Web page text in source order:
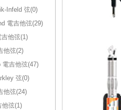
Infeld 弦(0)
電吉他弦(29)
他弦(1)
他弦(2)
電吉他弦(47)
弦(0)
他弦(24)
他弦(1)